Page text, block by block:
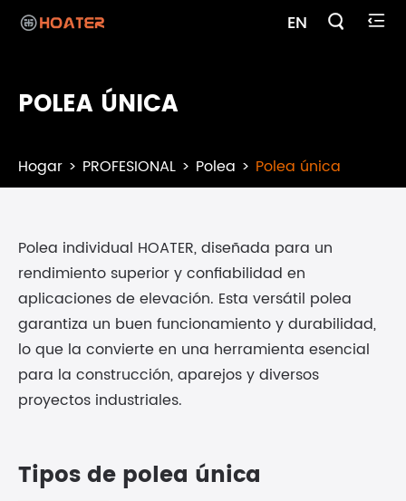
EN  
POLEA ÚNICA
Hogar PROFESIONAL Polea Polea única
Polea individual HOATER, diseñada para un
rendimiento superior y confiabilidad en
aplicaciones de elevación. Esta versátil polea
garantiza un buen funcionamiento y durabilidad,
lo que la convierte en una herramienta esencial
para la construcción, aparejos y diversos
proyectos industriales.
Tipos de polea única